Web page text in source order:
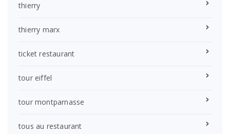
thierry
thierry marx
ticket restaurant
tour eiffel
tour montparnasse
tous au restaurant